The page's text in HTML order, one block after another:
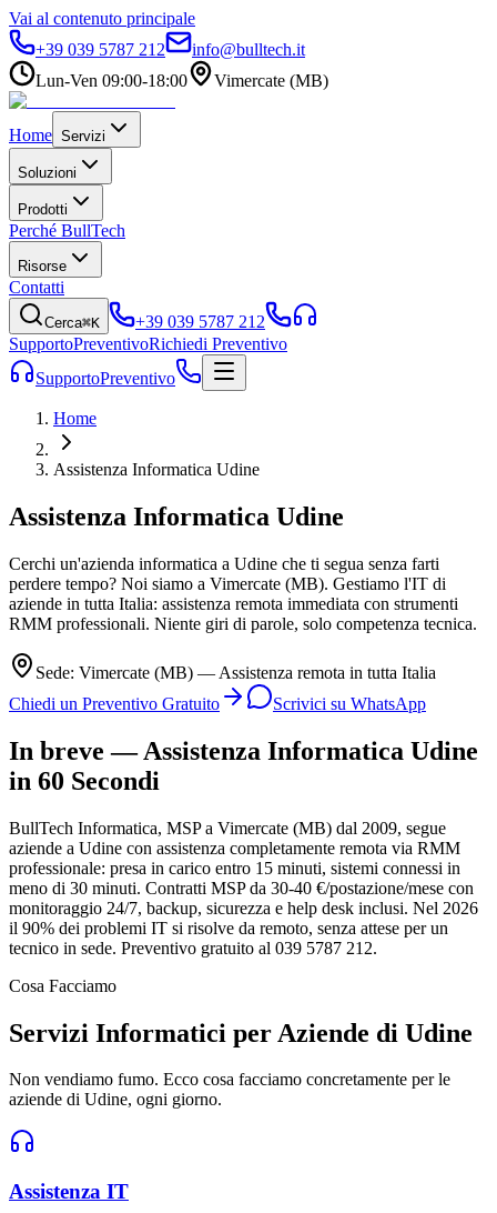
Vai al contenuto principale
+39 039 5787 212
info@bulltech.it
Lun-Ven 09:00-18:00
Vimercate (MB)
Home Servizi
Soluzioni
Prodotti
Perché BullTech
Risorse
Contatti
Cerca⌘K
+39 039 5787 212
SupportoPreventivoRichiedi Preventivo
SupportoPreventivo
Home
Assistenza Informatica Udine
Assistenza Informatica Udine
Cerchi un'azienda informatica a Udine che ti segua senza farti
perdere tempo? Noi siamo a Vimercate (MB). Gestiamo l'IT di
aziende in tutta Italia: assistenza remota immediata con strumenti
RMM professionali. Niente giri di parole, solo competenza tecnica.
Sede: Vimercate (MB) — Assistenza remota in tutta Italia
Chiedi un Preventivo Gratuito
Scrivici su WhatsApp
In breve — Assistenza Informatica Udine
in 60 Secondi
BullTech Informatica, MSP a Vimercate (MB) dal 2009, segue
aziende a Udine con assistenza completamente remota via RMM
professionale: presa in carico entro 15 minuti, sistemi connessi in
meno di 30 minuti. Contratti MSP da 30-40 €/postazione/mese con
monitoraggio 24/7, backup, sicurezza e help desk inclusi. Nel 2026
il 90% dei problemi IT si risolve da remoto, senza attese per un
tecnico in sede. Preventivo gratuito al 039 5787 212.
Cosa Facciamo
Servizi Informatici per Aziende di Udine
Non vendiamo fumo. Ecco cosa facciamo concretamente per le
aziende di Udine, ogni giorno.
Assistenza IT